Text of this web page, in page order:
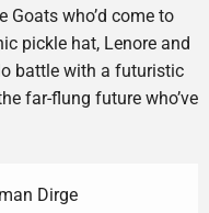
Goats who’d come to
pickle hat, Lenore and
battle with a futuristic
far-flung future who’ve
Dirge